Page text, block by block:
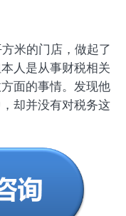
米的门店，做起了
人是从事财税相关
面的事情。发现他
却并没有对税务这